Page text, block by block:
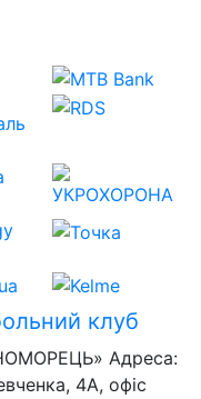
клуб
Адреса:
4А, офіс